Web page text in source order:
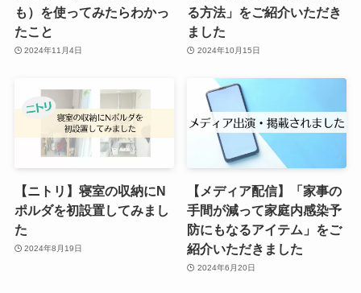
も）を使ってみたらわかっ
たこと
2024年11月4日
る方法」をご紹介いただき
ました
2024年10月15日
【ニトリ】寝室の収納にN
ポルダを初設置してみまし
た
2024年8月19日
【メディア配信】「家事の
手間が減って家庭内感染予
防にもなるアイテム」をご
紹介いただきました
2024年6月20日